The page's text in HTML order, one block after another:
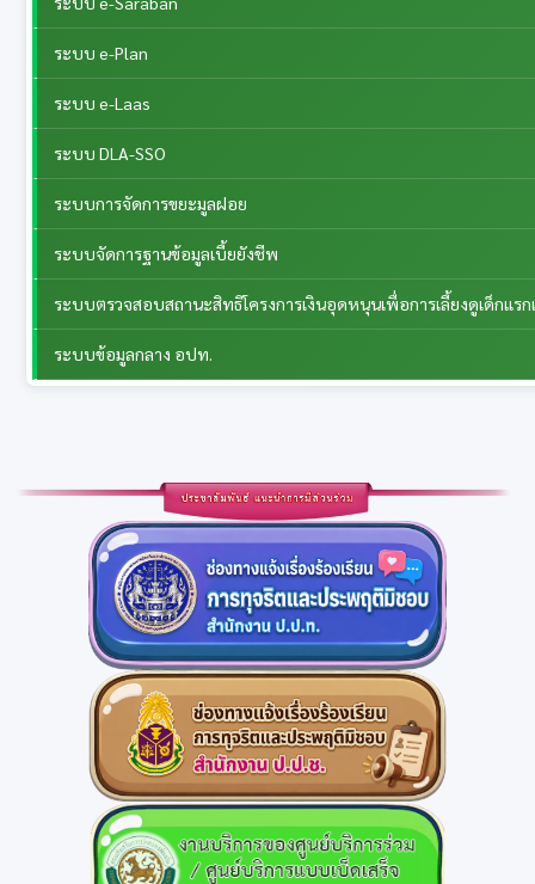
ระบบ e-Plan
ระบบ e-Laas
ระบบ DLA-SSO
ระบบการจัดการขยะมูลฝอย
ระบบจัดการฐานข้อมูลเบี้ยยังชีพ
ระบบตรวจสอบสถานะสิทธิโครงการเงินอุดหนุนเพื่อการเลี้ยงดูเด็กแรก
ระบบข้อมูลกลาง อปท.